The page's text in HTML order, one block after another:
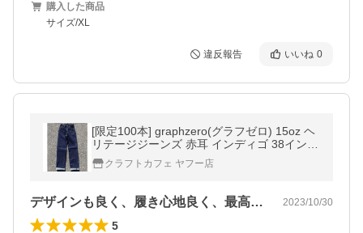
購入した商品
サイズ/XL
違反報告 いいね 0
[限定100本] graphzero(グラフゼロ) 15oz ヘ
リテージジーンズ 赤耳 インディゴ 38インチ
40インチ / 岡山 倉敷 児島 ジーンズ デニム
ブランド ストレート
クラフトカフェ ヤフー店
デザインも良く、履き心地良く、最高です… 2023/10/30
5